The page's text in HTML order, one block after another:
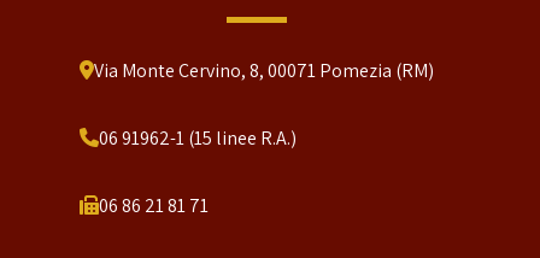
Via Monte Cervino, 8, 00071 Pomezia (RM)
06 91962-1 (15 linee R.A.)
06 86 21 81 71